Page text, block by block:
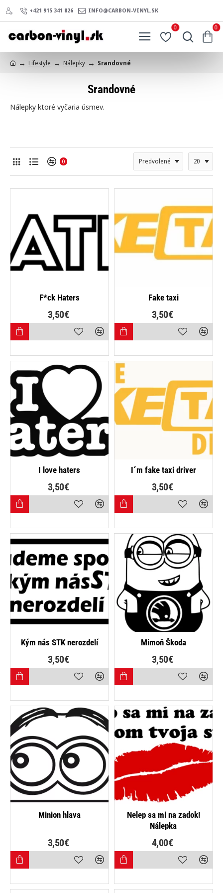
+421 915 341 826 INFO@CARBON-VINYL.SK
0 0
Lifestyle Nálepky Srandovné
Srandovné
Nálepky ktoré vyčaria úsmev.
0
F*ck Haters
3,50€
NAJPREDÁVANEJŠIE
Fake taxi
3,50€
I love haters
3,50€
I´m fake taxi driver
3,50€
NAJPREDÁVANEJŠIE
Kým nás STK nerozdelí
3,50€
Mimoň Škoda
3,50€
Minion hlava
3,50€
NAJPREDÁVANEJŠIE
Nelep sa mi na zadok!
Nálepka
4,00€